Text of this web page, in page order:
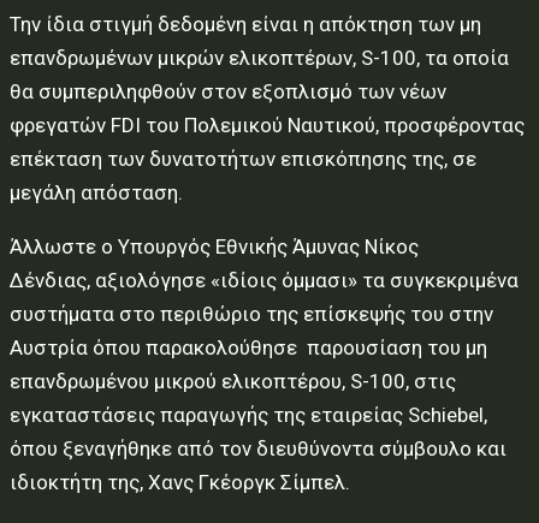
Την ίδια στιγμή δεδομένη είναι η απόκτηση των μη
επανδρωμένων μικρών ελικοπτέρων, S-100, τα οποία
θα συμπεριληφθούν στον εξοπλισμό των νέων
φρεγατών FDI του Πολεμικού Ναυτικού, προσφέροντας
επέκταση των δυνατοτήτων επισκόπησης της, σε
μεγάλη απόσταση.
Άλλωστε ο Υπουργός Εθνικής Άμυνας Νίκος
Δένδιας, αξιολόγησε «ιδίοις όμμασι» τα συγκεκριμένα
συστήματα στο περιθώριο της επίσκεψής του στην
Αυστρία όπου παρακολούθησε παρουσίαση του μη
επανδρωμένου μικρού ελικοπτέρου, S-100, στις
εγκαταστάσεις παραγωγής της εταιρείας Schiebel,
όπου ξεναγήθηκε από τον διευθύνοντα σύμβουλο και
ιδιοκτήτη της, Χανς Γκέοργκ Σίμπελ.